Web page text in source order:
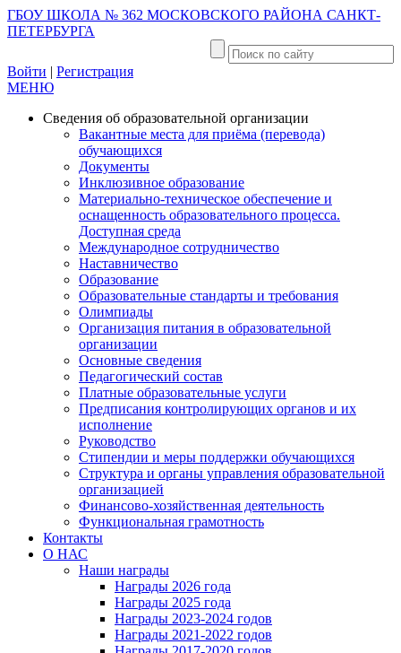
ГБОУ ШКОЛА № 362 МОСКОВСКОГО РАЙОНА САНКТ-
ПЕТЕРБУРГА
Войти | Регистрация
МЕНЮ
Сведения об образовательной организации
Вакантные места для приёма (перевода)
обучающихся
Документы
Инклюзивное образование
Материально-техническое обеспечение и
оснащенность образовательного процесса.
Доступная среда
Международное сотрудничество
Наставничество
Образование
Образовательные стандарты и требования
Олимпиады
Организация питания в образовательной
организации
Основные сведения
Педагогический состав
Платные образовательные услуги
Предписания контролирующих органов и их
исполнение
Руководство
Стипендии и меры поддержки обучающихся
Структура и органы управления образовательной
организацией
Финансово-хозяйственная деятельность
Функциональная грамотность
Контакты
О НАС
Наши награды
Награды 2026 года
Награды 2025 года
Награды 2023-2024 годов
Награды 2021-2022 годов